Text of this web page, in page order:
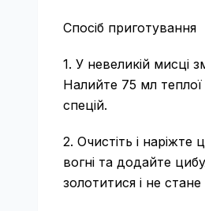
Спосіб приготування
1. У невеликій мисці
Налийте 75 мл
спецій.
2. Очистіть і
вогні та додайте
золотитися і не